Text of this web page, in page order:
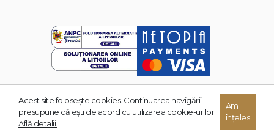
© 2026 Grupul Editorial TREI. Toate drepturile rezervate.
Acest site foloseşte cookies. Continuarea navigării
presupune că eşti de acord cu utilizarea cookie-urilor.
Află detalii.
Am
înțeles